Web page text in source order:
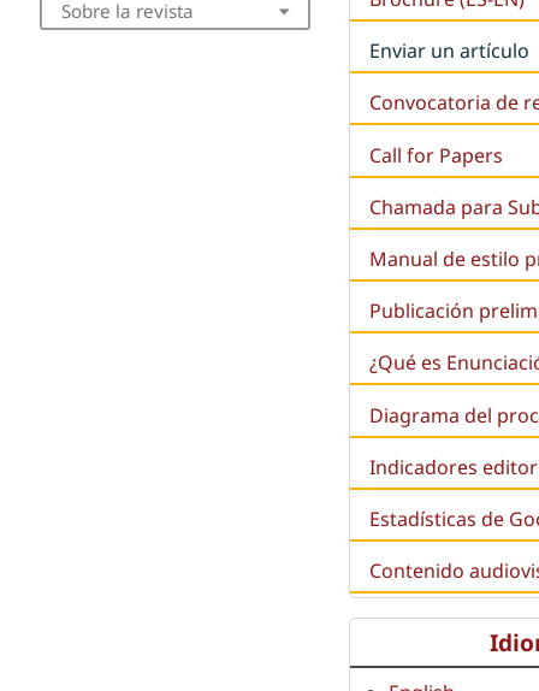
Sobre la revista
Enviar un artículo
Convocatoria de
Call for Papers
Chamada para
Manual de estilo
Publicación
¿Qué es
Diagrama del
Indicadores
Estadísticas de
Contenido